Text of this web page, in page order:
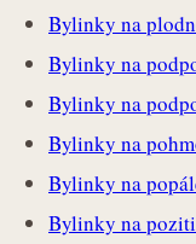
Bylinky na
Bylinky na
Bylinky na
Bylinky na
Bylinky na
Bylinky na